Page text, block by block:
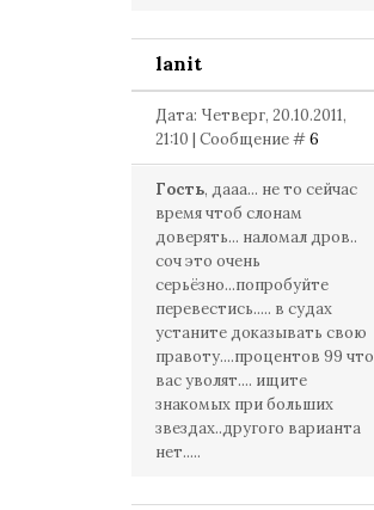
lanit
Дата: Четверг, 20.10.2011,
21:10 | Сообщение #6
Гость, дааа... не то сейчас
время чтоб слонам
доверять... наломал дров..
соч это очень
серьёзно...попробуйте
перевестись..... в судах
устаните доказывать свою
правоту....процентов 99 что
вас уволят.... ищите
знакомых при больших
звездах..другого варианта
нет.....